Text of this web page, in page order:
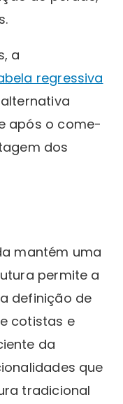
a
regressiva
após o come-
dos
mantém uma
permite a
definição de
cotistas e
da
que
tradicional